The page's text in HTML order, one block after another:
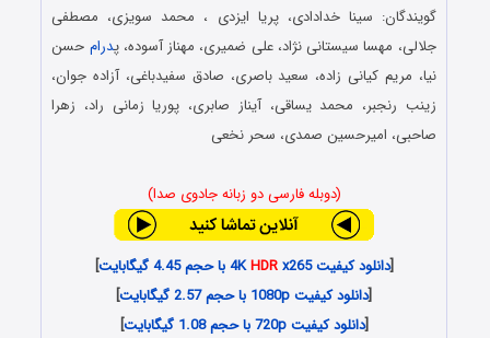
گویندگان: سینا خدادادی، پریا ایزدی ، محمد سویزی، مصطفی
جلالی، مهسا سیستانی نژاد، علی ضمیری، مهناز آسوده، پدرام حسن
نیا، مریم کیانی زاده، سعید باصری، صادق سفیدباغی، آزاده جوان،
زینب رنجبر، محمد یساقی، آیناز صابری، پوریا زمانی راد، زهرا
صاحبی، امیرحسین صمدی، سحر نخعی
(دوبله فارسی دو زبانه جادوی صدا)
[دانلود کیفیت 4K HDRx265 با حجم 4.45 گیگابایت
]
[دانلود کیفیت 1080p با حجم 2.57 گیگابایت
]
[دانلود کیفیت 720p با حجم 1.08 گیگابایت
]